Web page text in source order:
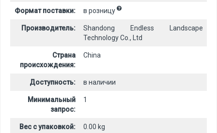
Формат поставки: в розницу
Производитель:
Shandong Endless Landscape
Technology Co., Ltd
Страна
происхождения:
China
Доступность: в наличии
Минимальный
запрос:
1
Вес с упаковкой: 0.00 kg